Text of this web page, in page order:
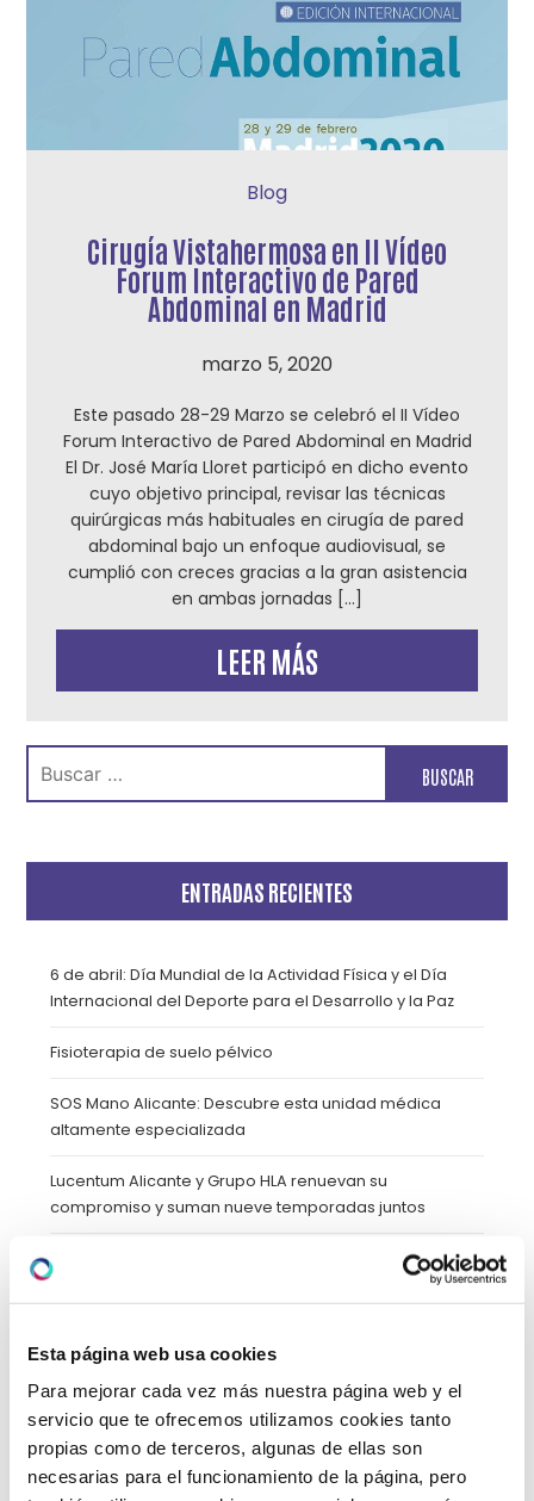
Esta página web usa cookies
Para mejorar cada vez más nuestra página web y el
servicio que te ofrecemos utilizamos cookies tanto
propias como de terceros, algunas de ellas son
necesarias para el funcionamiento de la página, pero
Blog
Cirugía Vistahermosa en II Vídeo
Forum Interactivo de Pared
Abdominal en Madrid
marzo 5, 2020
Este pasado 28-29 Marzo se celebró el II Vídeo
Forum Interactivo de Pared Abdominal en Madrid
El Dr. José María Lloret participó en dicho evento
cuyo objetivo principal, revisar las técnicas
quirúrgicas más habituales en cirugía de pared
abdominal bajo un enfoque audiovisual, se
cumplió con creces gracias a la gran asistencia
en ambas jornadas […]
LEER MÁS
Buscar:
ENTRADAS RECIENTES
6 de abril: Día Mundial de la Actividad Física y el Día
Internacional del Deporte para el Desarrollo y la Paz
Fisioterapia de suelo pélvico
SOS Mano Alicante: Descubre esta unidad médica
altamente especializada
Lucentum Alicante y Grupo HLA renuevan su
compromiso y suman nueve temporadas juntos
Celebrando Halloween de forma saludable: Recetas
CATEGORÍAS
Blog(39)